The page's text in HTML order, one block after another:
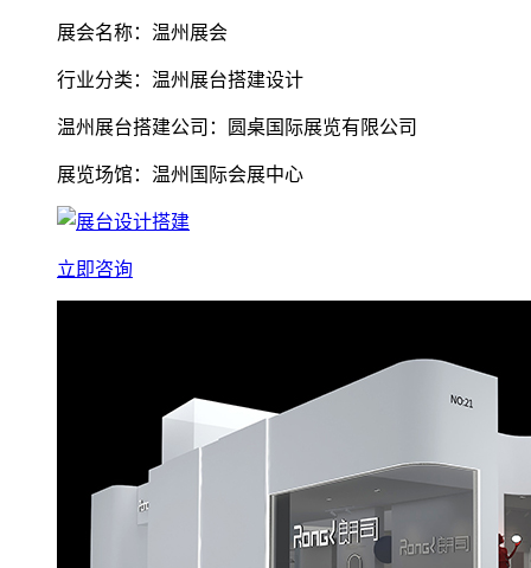
展会名称：温州展会
行业分类：温州展台搭建设计
温州展台搭建公司：圆桌国际展览有限公司
展览场馆：温州国际会展中心
立即咨询